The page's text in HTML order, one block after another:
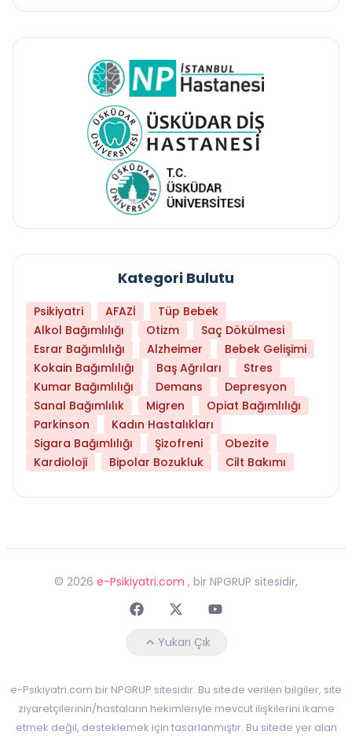
Kategori Bulutu
Psikiyatri AFAZİ
Tüp Bebek
Alkol Bağımlılığı
Otizm
Saç Dökülmesi
Esrar Bağımlılığı
Alzheimer
Bebek Gelişimi
Kokain Bağımlılığı
Baş Ağrıları
Stres
Kumar Bağımlılığı
Demans
Depresyon
Sanal Bağımlılık
Migren
Opiat Bağımlılığı
Parkinson
Kadın Hastalıkları
Sigara Bağımlılığı
Şizofreni
Obezite
Kardioloji
Bipolar Bozukluk Cilt Bakımı
© 2026 e-Psikiyatri.com , bir NPGRUP sitesidir,
FaceebokTwitterYoutube
Yukarı Çık
e-Psikiyatri.com bir NPGRUP sitesidir. Bu sitede verilen bilgiler, site
ziyaretçilerinin/hastaların hekimleriyle mevcut ilişkilerini ikame
etmek değil, desteklemek için tasarlanmıştır. Bu sitede yer alan